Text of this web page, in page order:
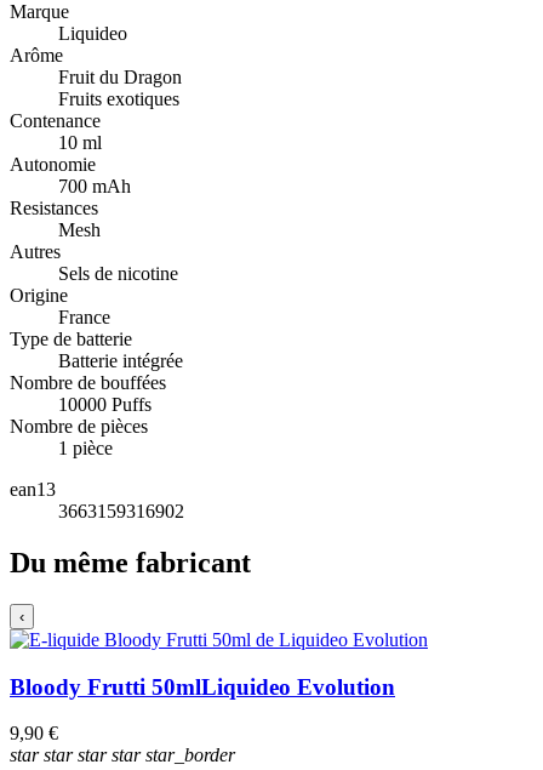
Marque
Liquideo
Arôme
Fruit du Dragon
Fruits exotiques
Contenance
10 ml
Autonomie
700 mAh
Resistances
Mesh
Autres
Sels de nicotine
Origine
France
Type de batterie
Batterie intégrée
Nombre de bouffées
10000 Puffs
Nombre de pièces
1 pièce
ean13
3663159316902
Du même fabricant
‹
Bloody Frutti 50mlLiquideo Evolution
9,90 €
starstarstarstarstar_border